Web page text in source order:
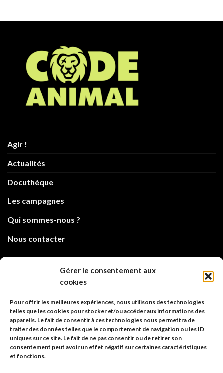
Gérer le consentement aux
cookies
Pour offrir les meilleures expériences, nous utilisons des technologies
telles que les cookies pour stocker et/ou accéder aux informations des
appareils. Le fait de consentir à ces technologies nous permettra de
traiter des données telles que le comportement de navigation ou les ID
uniques sur ce site. Le fait de ne pas consentir ou de retirer son
consentement peut avoir un effet négatif sur certaines caractéristiques
et fonctions.
Agir !
Actualités
Docuthèque
Les campagnes
Qui sommes-nous ?
Nous contacter
info@code-animal.com
Code Animal
26, rue principale
67480 Roppenheim
Adresse à utiliser pour les envois en AR.